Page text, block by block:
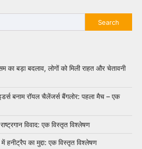
Search
का बड़ा बदलाव, लोगों को मिली राहत और चेतावनी
बनाम रॉयल चैलेंजर्स बैंगलोर: पहला मैच – एक
विवाद: एक विस्तृत विश्लेषण
हनीट्रैप का मुद्दा: एक विस्तृत विश्लेषण